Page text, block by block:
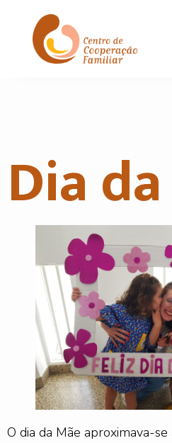
Dia
O dia da Mãe aproximava-